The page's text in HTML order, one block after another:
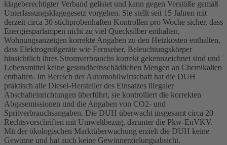
klageberechtigter Verband gelistet und kann gegen Verstöße gemäß
Unterlassungsklagegesetz vorgehen. Sie stellt seit 15 Jahren mit
derzeit circa 30 stichprobenhaften Kontrollen pro Woche sicher, dass
Energiesparlampen nicht zu viel Quecksilber enthalten,
Wohnungsanzeigen korrekte Angaben zu den Heizkosten enthalten,
dass Elektrogroßgeräte wie Fernseher, Beleuchtungskörper
hinsichtlich ihres Stromverbrauchs korrekt gekennzeichnet sind und
Lebensmittel keine gesundheitsschädlichen Mengen an Chemikalien
enthalten. Im Bereich der Automobilwirtschaft hat die DUH
praktisch alle Diesel-Hersteller des Einsatzes illegaler
Abschalteinrichtungen überführt, sie kontrolliert die korrekten
Abgasemissionen und die Angaben von CO2- und
Spritverbrauchsangaben. Die DUH überwacht insgesamt circa 20
Rechtsvorschriften mit Umweltbezug, darunter die Pkw-EnVKV.
Mit der ökologischen Marktüberwachung erzielt die DUH keine
Gewinne und hat auch keine Gewinnerzielungsabsicht.